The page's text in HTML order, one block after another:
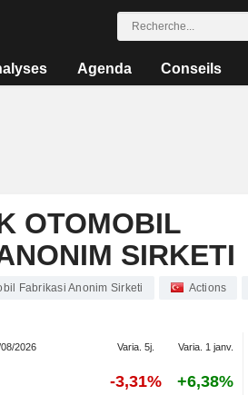
Agenda Conseils
OTOMOBIL
SIRKETI
Fabrikasi Anonim Sirketi Actions
2026 Varia. 5j. Varia. 1 janv.
-3,31% +6,38%